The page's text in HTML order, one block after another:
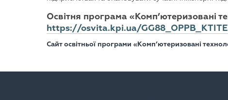
Освітня програма «Комп’ютеризовані
https://osvita.kpi.ua/
Сайт освітньої програми «Комп’ютеризовані